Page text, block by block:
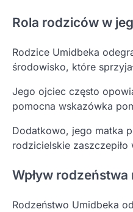
Rola rodziców w
Rodzice Umidbeka
środowisko, które
Jego ojciec często
pomocna wskazówka
Dodatkowo, jego matka
rodzicielskie
Wpływ
Rodzeństwo Umidbeka